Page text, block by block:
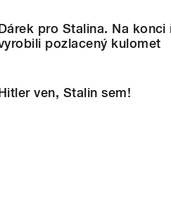
pro Stalina. Na
pozlacený kulomet
ven, Stalin sem!